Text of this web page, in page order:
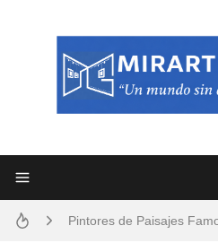
Pintores de Paisajes